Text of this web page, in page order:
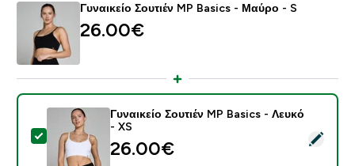
Γυναικείο Σουτιέν MP Basics - Μαύρο - S
26.00€‎
Select this product - Γυναικείο Σουτιέν MP Basics -
Γυναικείο Σουτιέν MP Basics - Λευκό
- XS
26.00€‎